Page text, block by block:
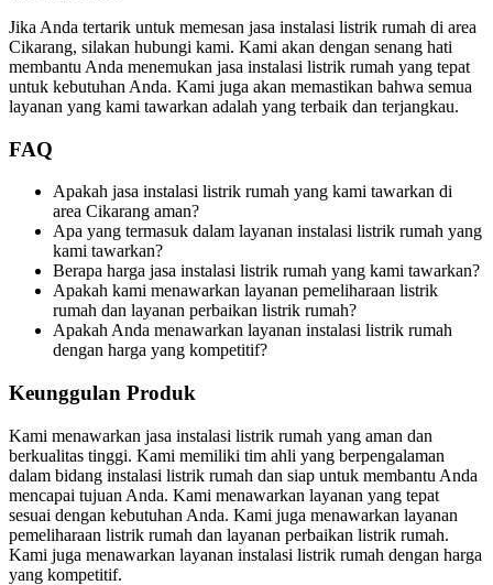
Jika Anda tertarik untuk memesan jasa instalasi listrik rumah di area
Cikarang, silakan hubungi kami. Kami akan dengan senang hati
membantu Anda menemukan jasa instalasi listrik rumah yang tepat
untuk kebutuhan Anda. Kami juga akan memastikan bahwa semua
layanan yang kami tawarkan adalah yang terbaik dan terjangkau.
FAQ
Apakah jasa instalasi listrik rumah yang kami tawarkan di
area Cikarang aman?
Apa yang termasuk dalam layanan instalasi listrik rumah yang
kami tawarkan?
Berapa harga jasa instalasi listrik rumah yang kami tawarkan?
Apakah kami menawarkan layanan pemeliharaan listrik
rumah dan layanan perbaikan listrik rumah?
Apakah Anda menawarkan layanan instalasi listrik rumah
dengan harga yang kompetitif?
Keunggulan Produk
Kami menawarkan jasa instalasi listrik rumah yang aman dan
berkualitas tinggi. Kami memiliki tim ahli yang berpengalaman
dalam bidang instalasi listrik rumah dan siap untuk membantu Anda
mencapai tujuan Anda. Kami menawarkan layanan yang tepat
sesuai dengan kebutuhan Anda. Kami juga menawarkan layanan
pemeliharaan listrik rumah dan layanan perbaikan listrik rumah.
Kami juga menawarkan layanan instalasi listrik rumah dengan harga
yang kompetitif.